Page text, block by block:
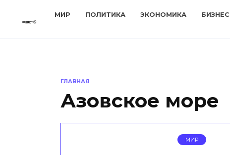
МИР ПОЛИТИКА ЭКОНОМИКА БИЗНЕС
ГЛАВНАЯ
Азовское море
МИР